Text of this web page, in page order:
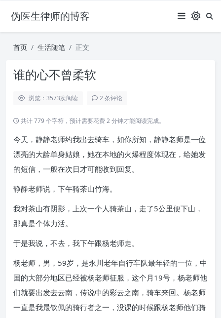
伪医生律师的博客
首页 生活随笔 正文
谁的心不曾柔软
浏览：3573次阅读 2 条评论
共计 779 个字符，预计需要花费 2 分钟才能阅读完成。
今天，静静老师约我出去骑车，如你所知，静静老师是一位
漂亮的大龄单身姑娘，她在本地的火爆程度体现在，给她发
的短信，一般在次日才可能收到回复。
静静老师说，下午骑茶山竹海。
我对茶山有阴影，上次一个人骑茶山，走了5公里便下山，
那真是个体力活。
于是我说，不去，我下午跟杨老师走。
杨老师，男，59岁，是永川老年自行车队最年轻的一位，中
国的大部分地区已经被杨老师征服，这个月19号，杨老师他
们就要出发去云南，传说中的彩云之南，骑车来回。杨老师
一直是我最钦佩的骑行者之一，没课的时候跟杨老师他们骑